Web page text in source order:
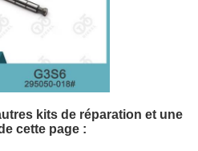
kits de réparation et une
cette page :